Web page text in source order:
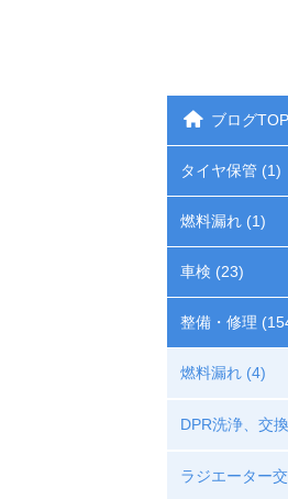
ブログTOP
タイヤ保管 (1)
燃料漏れ (1)
車検 (23)
整備・修理
燃料漏れ (4)
DPR洗浄、交
ラジエーター